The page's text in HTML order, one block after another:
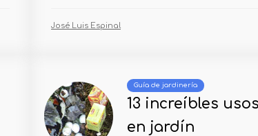
José Luis Espinal
Guía de jardinería
13 increíbles
en jardín